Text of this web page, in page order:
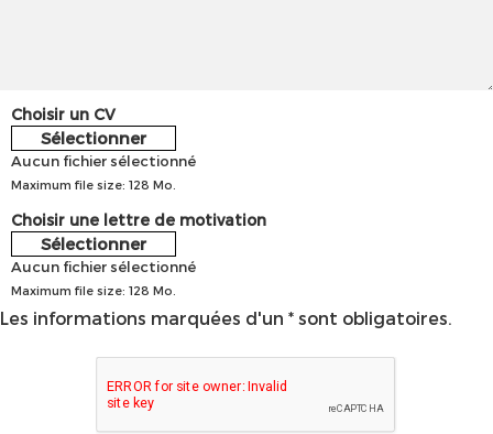
Choisir un CV
Sélectionner
Aucun fichier sélectionné
Maximum file size: 128 Mo.
Choisir une lettre de motivation
Sélectionner
Aucun fichier sélectionné
Maximum file size: 128 Mo.
Les informations marquées d'un * sont obligatoires.